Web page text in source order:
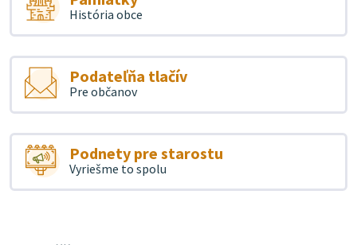
História obce
Podateľňa tlačív
Pre občanov
Podnety pre starostu
Vyriešme to spolu